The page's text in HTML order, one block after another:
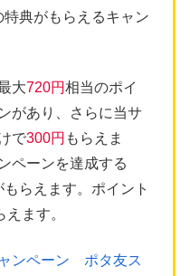
特典がもらえるキャン
大720円相当のポイ
があり、さらに当サ
で300円 もらえま
ペーンを達成する
らえます。ポイント
えます。
ンペーン ポタ友ス